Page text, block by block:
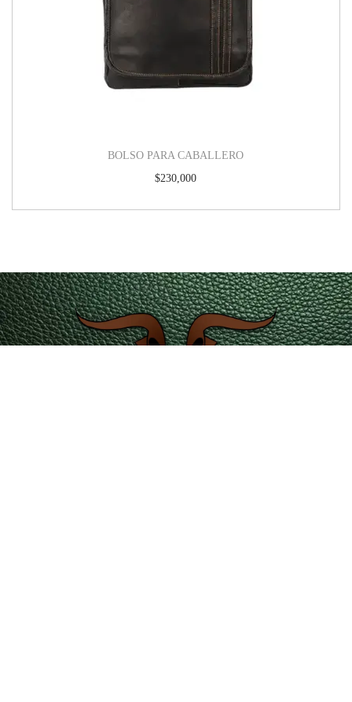
BOLSO PARA CABALLERO
$230,000